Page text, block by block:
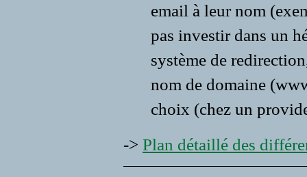
email à leur nom
pas investir dans un
système de
nom de domaine
choix (chez un
-> Plan détaillé des